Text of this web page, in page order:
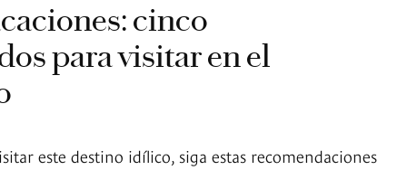
cinco
para visitar en el
este destino idílico, siga estas recomendaciones